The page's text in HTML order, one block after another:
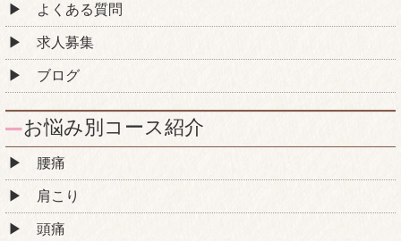
よくある質問
求人募集
ブログ
お悩み別コース紹介
腰痛
肩こり
頭痛